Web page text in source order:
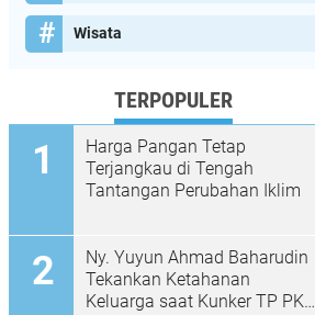
Wisata
TERPOPULER
Harga Pangan Tetap
Terjangkau di Tengah
Tantangan Perubahan Iklim
Ny. Yuyun Ahmad Baharudin
Tekankan Ketahanan
Keluarga saat Kunker TP PKK